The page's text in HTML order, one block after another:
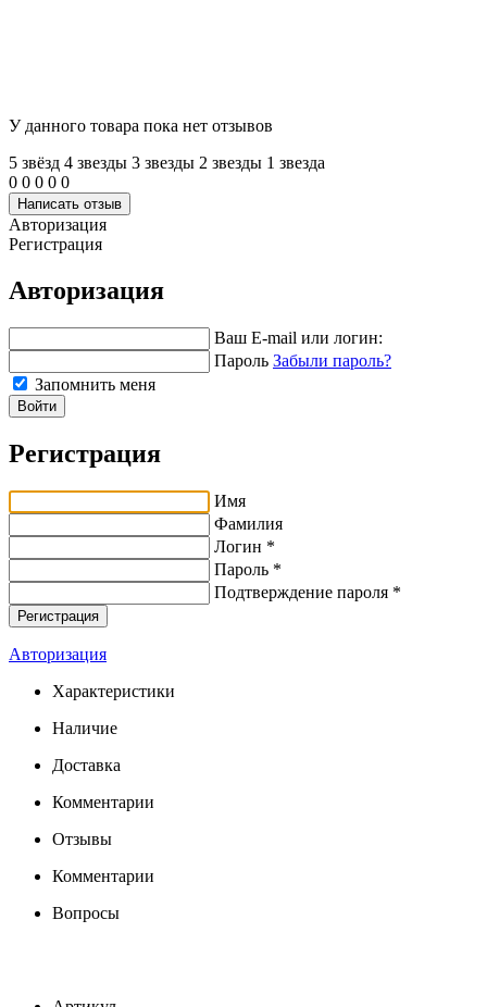
У данного товара пока нет отзывов
5 звёзд 4 звeзды 3 звeзды 2 звeзды 1 звeзда
0 0 0 0 0
Написать отзыв
Авторизация
Регистрация
Авторизация
Ваш E-mail или логин:
Пароль Забыли пароль?
Запомнить меня
Войти
Регистрация
Имя
Фамилия
Логин *
Пароль *
Подтверждение пароля *
Авторизация
Характеристики
Наличие
Доставка
Комментарии
Отзывы
Комментарии
Вопросы